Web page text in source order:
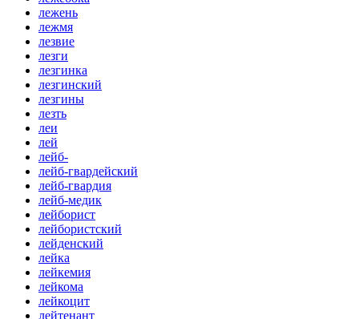
лежень
лежмя
лезвие
лезги
лезгинка
лезгинский
лезгины
лезть
леи
лей
лейб-
лейб-гвардейский
лейб-гвардия
лейб-медик
лейборист
лейбористский
лейденский
лейка
лейкемия
лейкома
лейкоцит
лейтенант